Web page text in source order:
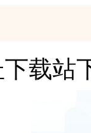
，
据
恢复
站下